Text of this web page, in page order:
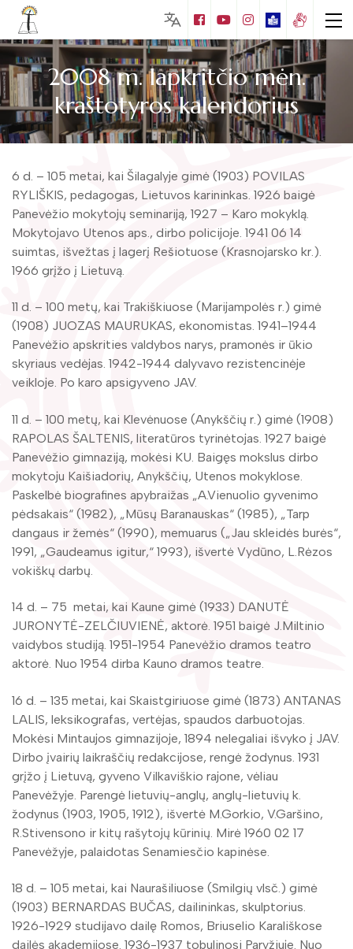
Lankytojams
Biblioteka visiems
Nemokamos paslaugos
Mokamos paslaugos
Edukacijos
Muziejų edukacijos
Mokymai
Duomenų bazės
Gaunami periodiniai leidiniai
Knygomatai
Internetas
Klubai
Puziniškio muziejus (Gabrielės Petkevičaitės
– Bitės gimtinė)
Juozo Tumo – Vaižganto ir knygnešių
muziejus
Mato Grigonio literatūrinis muziejus
Kalbininko Juozo Balčikonio atminimo
kambarys
Vaikų literatūros skaitykla
Apie Matą Grigonį
Edukacijos
Renginiai
Kraštotyros leidiniai
Kraštotyros kalendorius
Žymūs kraštiečiai
Literatų klubas „Polėkis“
Interaktyvi kelionė
Gabrielės Petkevičaitės-Bitės literatūrinė
premija
Bibliotekos 70-metis
Virtuali biblioteka
Virtualios galerijos
2008 m. lapkritčio mėn.
kraštotyros kalendorius
6 d. – 105 metai, kai Šilagalyje gimė (1903) POVILAS
RYLIŠKIS, pedagogas, Lietuvos karininkas. 1926 baigė
Panevėžio mokytojų seminariją, 1927 – Karo mokyklą.
Mokytojavo Utenos aps., dirbo policijoje. 1941 06 14
suimtas, išvežtas į lagerį Rešiotuose (Krasnojarsko kr.).
1966 grįžo į Lietuvą.
11 d. – 100 metų, kai Trakiškiuose (Marijampolės r.) gimė
(1908) JUOZAS MAURUKAS, ekonomistas. 1941–1944
Panevėžio apskrities valdybos narys, pramonės ir ūkio
skyriaus vedėjas. 1942-1944 dalyvavo rezistencinėje
veikloje. Po karo apsigyveno JAV.
11 d. – 100 metų, kai Klevėnuose (Anykščių r.) gimė (1908)
RAPOLAS ŠALTENIS, literatūros tyrinėtojas. 1927 baigė
Panevėžio gimnaziją, mokėsi KU. Baigęs mokslus dirbo
mokytoju Kaišiadorių, Anykščių, Utenos mokyklose.
Paskelbė biografines apybraižas „A.Vienuolio gyvenimo
pėdsakais“ (1982), „Mūsų Baranauskas“ (1985), „Tarp
dangaus ir žemės“ (1990), memuarus („Jau skleidės burės“,
1991, „Gaudeamus igitur,“ 1993), išvertė Vydūno, L.Rėzos
vokiškų darbų.
14 d. – 75 metai, kai Kaune gimė (1933) DANUTĖ
JURONYTĖ-ZELČIUVIENĖ, aktorė. 1951 baigė J.Miltinio
vaidybos studiją. 1951-1954 Panevėžio dramos teatro
aktorė. Nuo 1954 dirba Kauno dramos teatre.
16 d. – 135 metai, kai Skaistgiriuose gimė (1873) ANTANAS
LALIS, leksikografas, vertėjas, spaudos darbuotojas.
Mokėsi Mintaujos gimnazijoje, 1894 nelegaliai išvyko į JAV.
Dirbo įvairių laikraščių redakcijose, rengė žodynus. 1931
grįžo į Lietuvą, gyveno Vilkaviškio rajone, vėliau
Panevėžyje. Parengė lietuvių-anglų, anglų-lietuvių k.
žodynus (1903, 1905, 1912), išvertė M.Gorkio, V.Garšino,
R.Stivensono ir kitų rašytojų kūrinių. Mirė 1960 02 17
Panevėžyje, palaidotas Senamiesčio kapinėse.
18 d. – 105 metai, kai Naurašiliuose (Smilgių vlsč.) gimė
(1903) BERNARDAS BUČAS, dailininkas, skulptorius.
1926-1929 studijavo dailę Romos, Briuselio Karališkose
dailės akademijose. 1936-1937 tobulinosi Paryžiuje. Nuo